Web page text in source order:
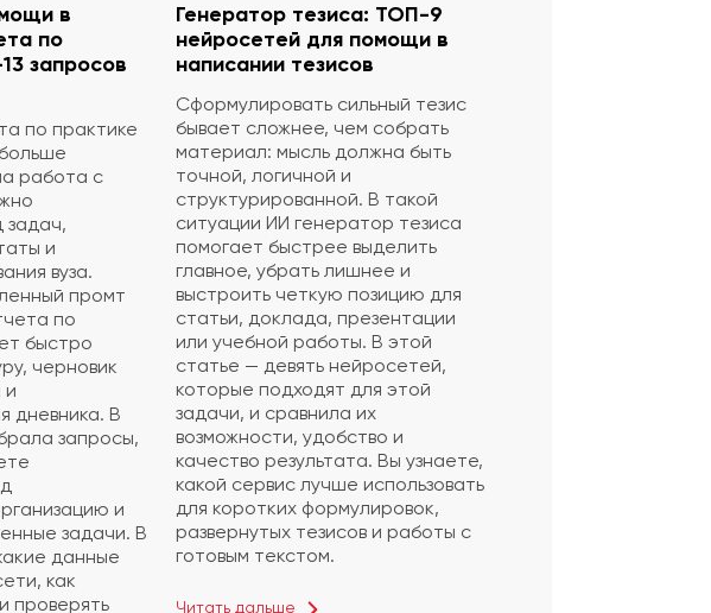
в
по
запросов
по практике
работа с
задач,
и
вуза.
промт
по
быстро
черновик
и
дневника. В
запросы,
и
задачи. В
данные
как
проверять
Генератор тезиса: ТОП-9
нейросетей для помощи в
написании тезисов
Сформулировать сильный тезис
бывает сложнее, чем собрать
материал: мысль должна быть
точной, логичной и
структурированной. В такой
ситуации ИИ генератор тезиса
помогает быстрее выделить
главное, убрать лишнее и
выстроить четкую позицию для
статьи, доклада, презентации
или учебной работы. В этой
статье — девять нейросетей,
которые подходят для этой
задачи, и сравнила их
возможности, удобство и
качество результата. Вы узнаете,
какой сервис лучше использовать
для коротких формулировок,
развернутых тезисов и работы с
готовым текстом.
Читать дальше